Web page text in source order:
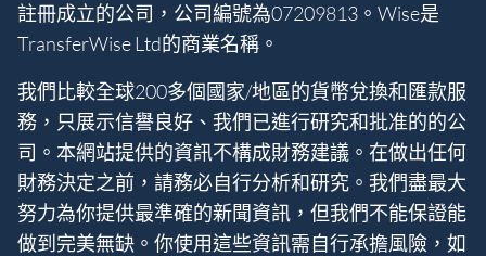
註冊成立的公司，公司編號為07209813。Wise是
TransferWise Ltd的商業名稱。
我們比較全球200多個國家/地區的貨幣兌換和匯款服
務，只展示信譽良好、我們已進行研究和批准的的公
司。本網站提供的資訊不構成財務建議。在做出任何
財務決定之前，請務必自行分析和研究。我們盡最大
努力為你提供最準確的新聞資訊，但我們不能保證能
做到完美無缺。你使用這些資訊需自行承擔風險，如